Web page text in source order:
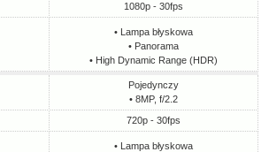
1080p - 30fps
• Lampa błyskowa
• Panorama
• High Dynamic Range (HDR)
Pojedynczy
• 8MP, f/2.2
720p - 30fps
• Lampa błyskowa